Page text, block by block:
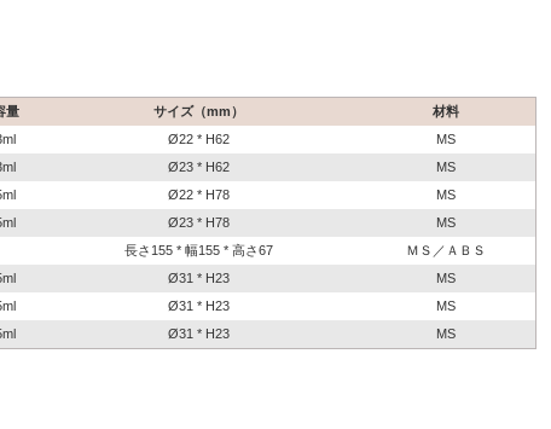
量 サイズ（mm）
材料
Ø22 * H62
MS
Ø23 * H62
MS
Ø22 * H78
MS
Ø23 * H78
MS
長さ155 * 幅155 * 高さ67
ＭＳ／ＡＢＳ
Ø31 * H23
MS
Ø31 * H23
MS
Ø31 * H23 MS